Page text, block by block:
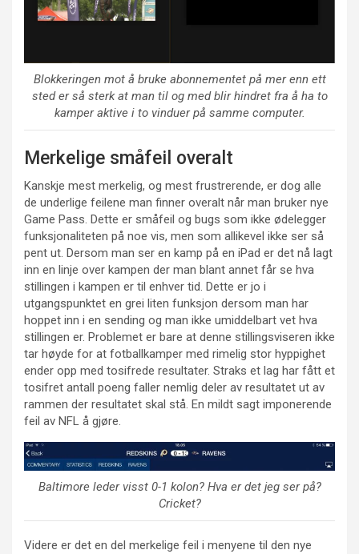
Blokkeringen mot å bruke abonnementet på mer enn ett
sted er så sterk at man til og med blir hindret fra å ha to
kamper aktive i to vinduer på samme computer.
Merkelige småfeil overalt
Kanskje mest merkelig, og mest frustrerende, er dog alle
de underlige feilene man finner overalt når man bruker nye
Game Pass. Dette er småfeil og bugs som ikke ødelegger
funksjonaliteten på noe vis, men som allikevel ikke ser så
pent ut. Dersom man ser en kamp på en iPad er det nå lagt
inn en linje over kampen der man blant annet får se hva
stillingen i kampen er til enhver tid. Dette er jo i
utgangspunktet en grei liten funksjon dersom man har
hoppet inn i en sending og man ikke umiddelbart vet hva
stillingen er. Problemet er bare at denne stillingsviseren ikke
tar høyde for at fotballkamper med rimelig stor hyppighet
ender opp med tosifrede resultater. Straks et lag har fått et
tosifret antall poeng faller nemlig deler av resultatet ut av
rammen der resultatet skal stå. En mildt sagt imponerende
feil av NFL å gjøre.
Baltimore leder visst 0-1 kolon? Hva er det jeg ser på?
Cricket?
Videre er det en del merkelige feil i menyene til den nye